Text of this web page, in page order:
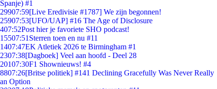
Spanje) #1
29907:59[Live Eredivisie #1787] We zijn begonnen!
25907:53[UFO/UAP] #16 The Age of Disclosure
407:52Post hier je favoriete SHO podcast!
15507:51 Sterren toen en nu #11
1407:47EK Atletiek 2026 te Birmingham #1
2307:38[Dagboek] Veel aan hoofd - Deel 28
20107:30F1 Shownieuws! #4
8807:26[Britse politiek] #141 Declining Gracefully Was Never Really
an Option